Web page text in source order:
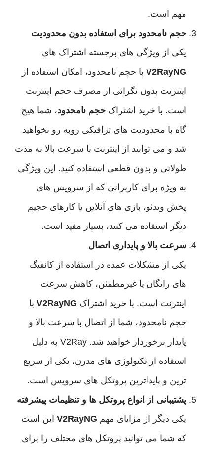
مهم است.
حجم نامحدود برای استفاده بدون محدودیت
یکی از ویژگی های برجسته اشتراک های
V2RayNGبا حجم نامحدود، امکان استفاده از
اینترنت بدون نگرانی از مصرف حجم اینترنت
است. با خرید اشتراکحجم نامحدود، شما هیچ
گاه با محدودیت های ترافیکی روبه رو نخواهید
شد و می توانید از اینترنت با سرعت بالا به مدت
طولانی و بدون قطعی استفاده کنید. این ویژگی
به ویژه برای کاربرانی که از سرویس های
پخش ویدئو، بازی های آنلاین یا کارهای حجیم
دیگر استفاده می کنند، بسیار مفید است.
سرعت بالا و پایداری اتصال
یکی از مشکلات عمده در استفاده از کانفیگ
های رایگان یا غیرمطمئن، کاهش سرعت
اینترنت است. با خرید اشتراکV2RayNGبا
حجم نامحدود، شما از اتصال با سرعت بالا و
پایدار برخوردار خواهید شد. V2Ray به دلیل
استفاده از تکنولوژی های مدرن، یکی از سریع
ترین و پایداترین پروتکل های سرویس است.
پشتیبانی از انواع پروتکل ها و تنظیمات پیشرفته
یکی دیگر از مزایای مهم V2RayNGاین است
که شما می توانید پروتکل های مختلف را برای